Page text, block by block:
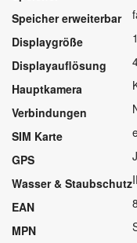
Speicher erweiterbar
Displaygröße
Displayauflösung
Hauptkamera
Verbindungen
SIM Karte
GPS
Wasser & Staubschutz
EAN
MPN